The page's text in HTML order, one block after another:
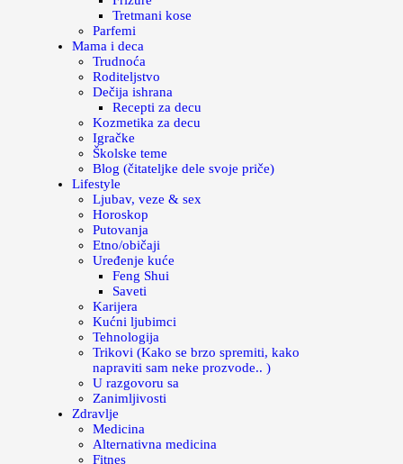
Tretmani kose
Parfemi
Mama i deca
Trudnoća
Roditeljstvo
Dečija ishrana
Recepti za decu
Kozmetika za decu
Igračke
Školske teme
Blog (čitateljke dele svoje priče)
Lifestyle
Ljubav, veze & sex
Horoskop
Putovanja
Etno/običaji
Uređenje kuće
Feng Shui
Saveti
Karijera
Kućni ljubimci
Tehnologija
Trikovi (Kako se brzo spremiti, kako
napraviti sam neke prozvode.. )
U razgovoru sa
Zanimljivosti
Zdravlje
Medicina
Alternativna medicina
Fitnes